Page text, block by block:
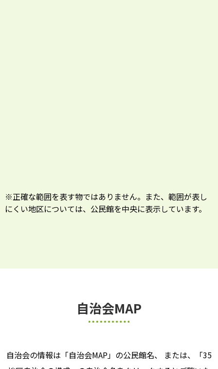
※正確な範囲を表す物ではありません。また、範囲が表し
にくい地区については、公民館を中央に表示しています。
自治会MAP
自治会の情報は「自治会MAP」の公民館名、
または、「35